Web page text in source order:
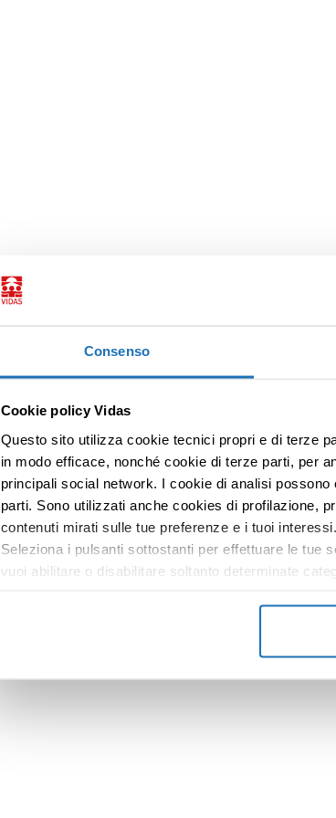
Consenso
Cookie policy Vidas
Questo sito utilizza cookie tecnici propri e di terze
in modo efficace, nonché cookie di terze parti, per
principali social network. I cookie di analisi
parti. Sono utilizzati anche cookies di profilazione,
contenuti mirati sulle tue preferenze e i tuoi
Seleziona i pulsanti sottostanti per effettuare le tue
vuoi abilitare o disabilitare soltanto determinate